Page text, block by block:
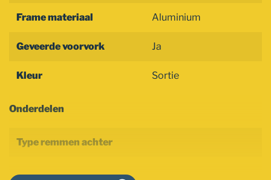
Frame materiaal Aluminium
Geveerde voorvork Ja
Kleur Sortie
Onderdelen
Type remmen achter